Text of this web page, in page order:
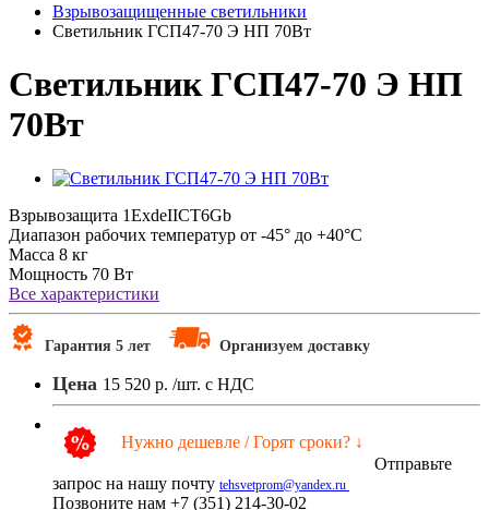
Взрывозащищенные светильники
Светильник ГСП47-70 Э НП 70Вт
Светильник ГСП47-70 Э НП
70Вт
Взрывозащита 1ExdeIICT6Gb
Диапазон рабочих температур от -45° до +40°С
Масса 8 кг
Мощность 70 Вт
Все характеристики
Гарантия 5 лет Организуем доставку
Цена 15 520 р. /шт. с НДС
Нужно дешевле / Горят сроки? ↓
Отправьте
запрос на нашу почту tehsvetprom@yandex.ru
Позвоните нам +7 (351) 214-30-02